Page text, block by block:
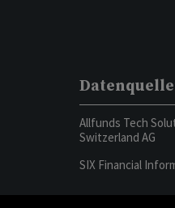
Allfunds Tech
Switzerland AG
SIX Financial